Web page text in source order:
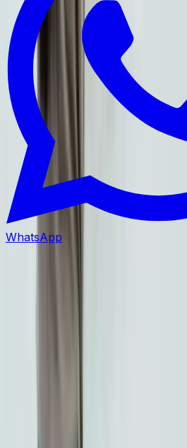
WhatsApp